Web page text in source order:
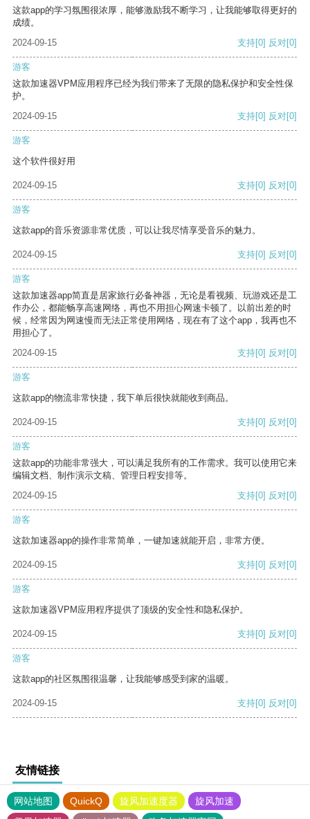
这款app的学习氛围很浓厚，能够激励我不断学习，让我能够取得更好的
成绩。
2024-09-15
支持[0] 反对[0]
游客
这款加速器VPM应用程序已经为我们带来了无限的隐私保护和安全性保
护。
2024-09-15
支持[0] 反对[0]
游客
这个软件很好用
2024-09-15 支持[0] 反对[0]
游客
这款app的音乐资源非常优质，可以让我尽情享受音乐的魅力。
2024-09-15 支持[0] 反对[0]
游客
这款加速器app简直是居家旅行必备神器，无论是看视频、玩游戏还是工
作办公，都能畅享高速网络，再也不用担心网速卡顿了。以前出差的时
候，经常因为网速慢而无法正常使用网络，现在有了这个app，我再也不
用担心了。
2024-09-15
支持[0] 反对[0]
游客
这款app的物流非常快捷，我下单后很快就能收到商品。
2024-09-15 支持[0] 反对[0]
游客
这款app的功能非常强大，可以满足我所有的工作需求。我可以使用它来
编辑文档、制作演示文稿、管理日程安排等。
2024-09-15
支持[0] 反对[0]
游客
这款加速器app的操作非常简单，一键加速就能开启，非常方便。
2024-09-15 支持[0] 反对[0]
游客
这款加速器VPM应用程序提供了顶级的安全性和隐私保护。
2024-09-15 支持[0] 反对[0]
游客
这款app的社区氛围很温馨，让我能够感受到家的温暖。
2024-09-15 支持[0] 反对[0]
友情链接
网站地图 QuickQ 旋风加速度器
旋风加速